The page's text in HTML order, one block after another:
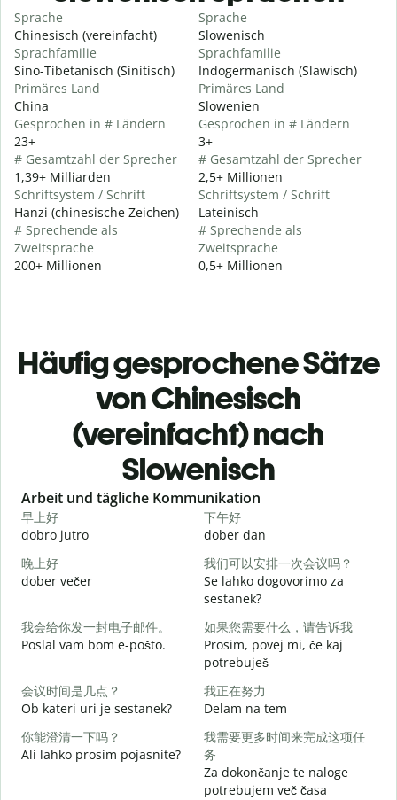
Sprache
Chinesisch (vereinfacht)
Sprachfamilie
Sino-Tibetanisch (Sinitisch)
Primäres Land
China
Gesprochen in # Ländern
23+
# Gesamtzahl der Sprecher
1,39+ Milliarden
Schriftsystem / Schrift
Hanzi (chinesische Zeichen)
# Sprechende als
Zweitsprache
200+ Millionen
Sprache
Slowenisch
Sprachfamilie
Indogermanisch (Slawisch)
Primäres Land
Slowenien
Gesprochen in # Ländern
3+
# Gesamtzahl der Sprecher
2,5+ Millionen
Schriftsystem / Schrift
Lateinisch
# Sprechende als
Zweitsprache
0,5+ Millionen
Häufig gesprochene Sätze
von Chinesisch
(vereinfacht) nach
Slowenisch
Slide 1 of 6
Arbeit und tägliche Kommunikation
早上好
dobro jutro
下午好
dober dan
晚上好
dober večer
我们可以安排一次会议吗？
Se lahko dogovorimo za
sestanek?
我会给你发一封电子邮件。
Poslal vam bom e-pošto.
如果您需要什么，请告诉我
Prosim, povej mi, če kaj
potrebuješ
会议时间是几点？
Ob kateri uri je sestanek?
我正在努力
Delam na tem
你能澄清一下吗？
Ali lahko prosim pojasnite?
我需要更多时间来完成这项任
务
Za dokončanje te naloge
potrebujem več časa